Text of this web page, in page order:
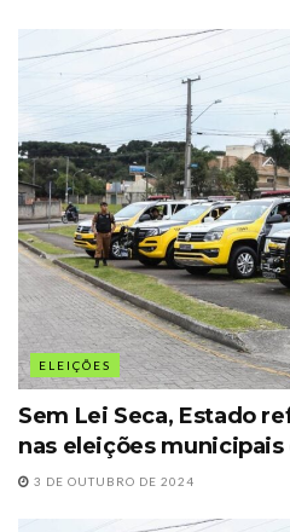
ELEIÇÕES
Sem Lei Seca, Estado
nas eleições
3 DE OUTUBRO DE 2024